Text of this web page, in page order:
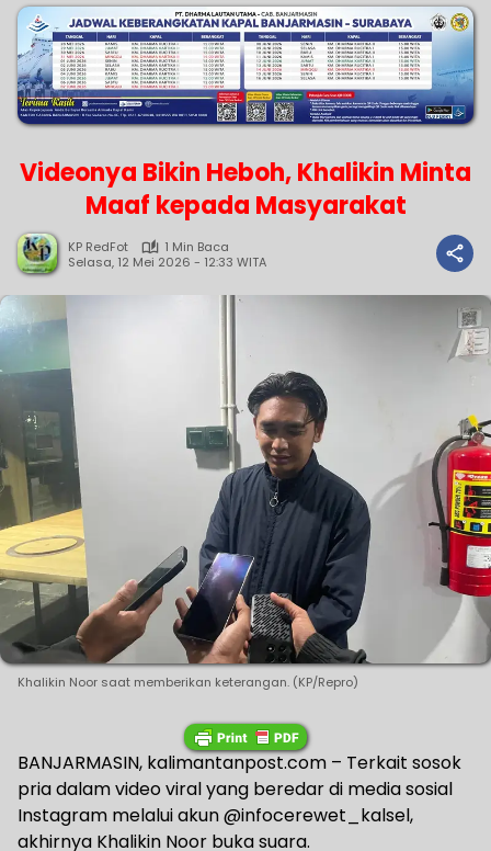
Videonya Bikin Heboh, Khalikin Minta
Maaf kepada Masyarakat
KP RedFot
1 Min Baca
Selasa, 12 Mei 2026 - 12:33 WITA
Khalikin Noor saat memberikan keterangan. (KP/Repro)
BANJARMASIN, kalimantanpost.com – Terkait sosok
pria dalam video viral yang beredar di media sosial
Instagram melalui akun @infocerewet_kalsel,
akhirnya Khalikin Noor buka suara.